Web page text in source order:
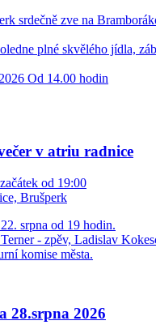
srdečně zve na
plné skvělého jídla,
Od 14.00 hodin
v atriu radnice
od 19:00
Brušperk
srpna od 19 hodin.
- zpěv, Ladislav
komise města.
28.srpna 2026